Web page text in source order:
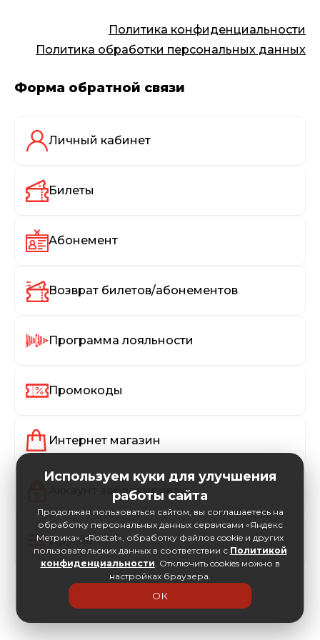
Политика конфиденциальности
Политика обработки персональных данных
Форма обратной связи
Личный кабинет
Билеты
Абонемент
Возврат билетов/абонементов
Программа лояльности
Промокоды
Интернет магазин
Аккаунт заблокирован
Другое
Используем куки для улучшения
работы сайта
Продолжая пользоваться сайтом, вы соглашаетесь на
обработку персональных данных сервисами «Яндекс
Метрика», «Roistat», обработку файлов cookie и других
пользовательских данных в соответствии с Политикой
конфиденциальности. Отключить cookies можно в
настройках браузера.
ОК